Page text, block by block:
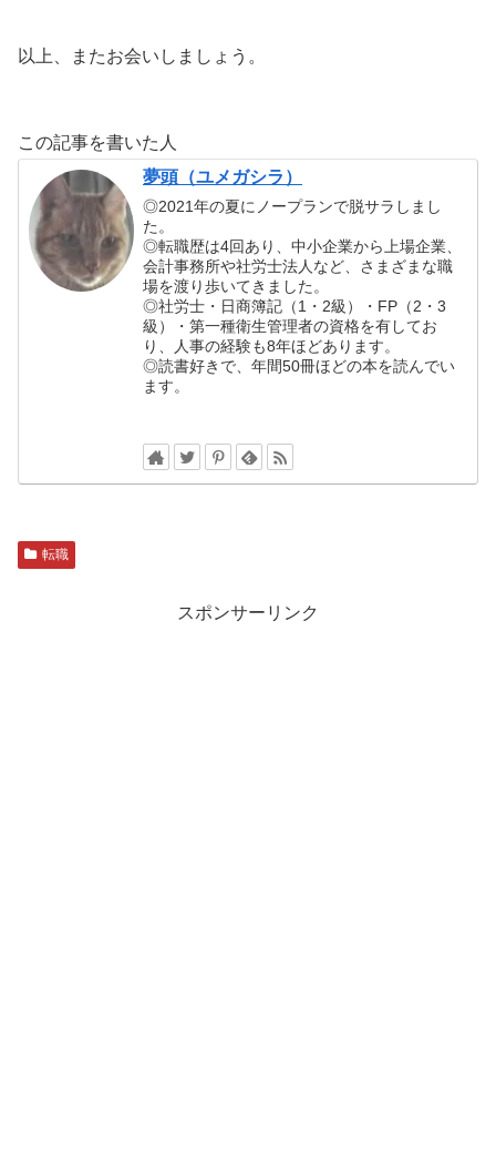
以上、またお会いしましょう。
この記事を書いた人
夢頭（ユメガシラ）
◎2021年の夏にノープランで脱サラしまし
た。
◎転職歴は4回あり、中小企業から上場企業、
会計事務所や社労士法人など、さまざまな職
場を渡り歩いてきました。
◎社労士・日商簿記（1・2級）・FP（2・3
級）・第一種衛生管理者の資格を有してお
り、人事の経験も8年ほどあります。
◎読書好きで、年間50冊ほどの本を読んでい
ます。
転職
スポンサーリンク